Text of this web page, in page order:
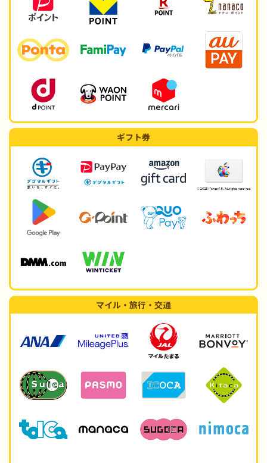
ギフト券
マイル・旅行・交通